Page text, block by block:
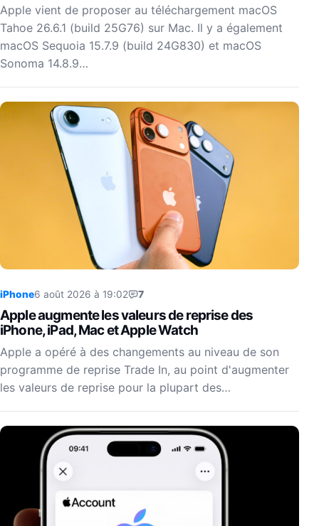
Apple vient de proposer au téléchargement macOS
Tahoe 26.6.1 (build 25G76) sur Mac. Il y a également
macOS Sequoia 15.7.9 (build 24G830) et macOS
Sonoma 14.8.9…
iPhone6 août 2026 à 19:02 7
Apple augmente les valeurs de reprise des
iPhone, iPad, Mac et Apple Watch
Apple a opéré à des changements au niveau de son
programme de reprise Trade In, au point d'augmenter
les valeurs de reprise pour la plupart des…